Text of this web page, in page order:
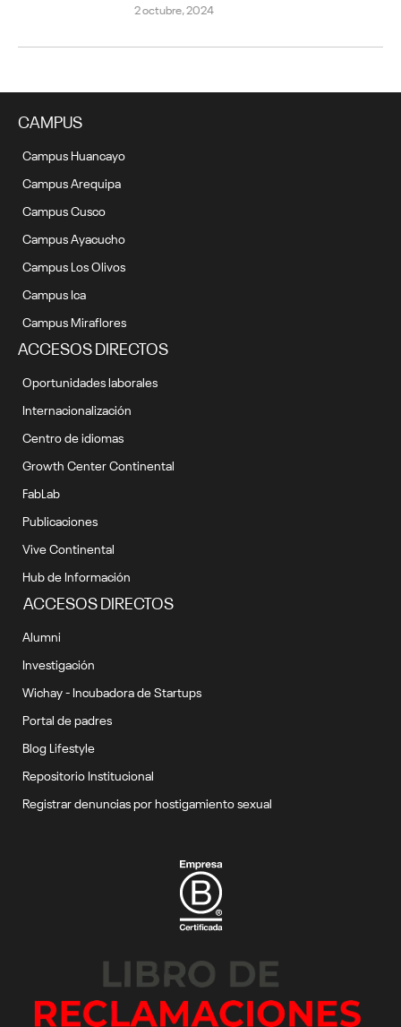
2 octubre, 2024
CAMPUS
Campus Huancayo
Campus Arequipa
Campus Cusco
Campus Ayacucho
Campus Los Olivos
Campus Ica
Campus Miraflores
ACCESOS DIRECTOS
Oportunidades laborales
Internacionalización
Centro de idiomas
Growth Center Continental
FabLab
Publicaciones
Vive Continental
Hub de Información
ACCESOS DIRECTOS
Alumni
Investigación
Wichay - Incubadora de Startups
Portal de padres
Blog Lifestyle
Repositorio Institucional
Registrar denuncias por hostigamiento sexual